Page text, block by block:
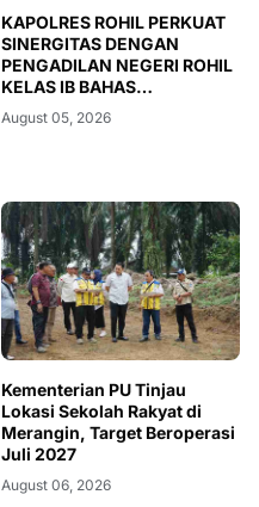
KAPOLRES ROHIL PERKUAT
SINERGITAS DENGAN
PENGADILAN NEGERI ROHIL
KELAS IB BAHAS
PENEGAKAN HUKUM DAN
IMPLEMENTASI KUHAP BARU
August 05, 2026
Kementerian PU Tinjau
Lokasi Sekolah Rakyat di
Merangin, Target Beroperasi
Juli 2027
August 06, 2026